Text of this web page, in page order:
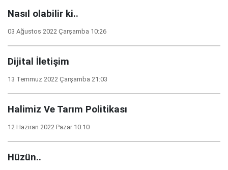
Nasıl olabilir ki..
03 Ağustos 2022 Çarşamba 10:26
Dijital İletişim
13 Temmuz 2022 Çarşamba 21:03
Halimiz Ve Tarım Politikası
12 Haziran 2022 Pazar 10:10
Hüzün..